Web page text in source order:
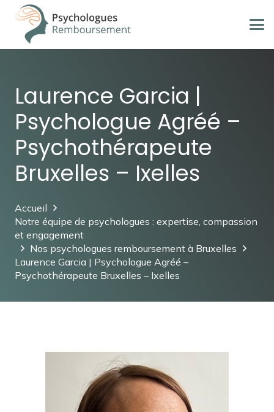
Laurence Garcia |
Psychologue Agréé –
Psychothérapeute
Bruxelles – Ixelles
Accueil
Notre équipe de psychologues : expertise, compassion
et engagement
Nos psychologues remboursement à Bruxelles
Laurence Garcia | Psychologue Agréé –
Psychothérapeute Bruxelles – Ixelles